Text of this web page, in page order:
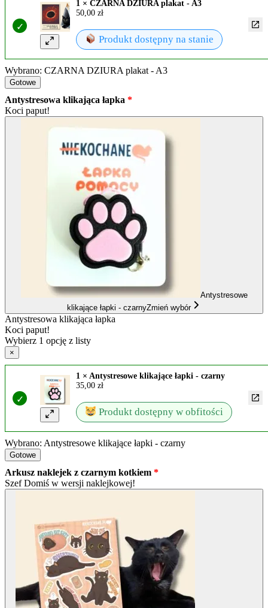
1 × CZARNA DZIURA plakat - A3
50,00 zł
Produkt dostępny na stanie
Wybrano: CZARNA DZIURA plakat - A3
Gotowe
Antystresowa klikająca łapka
Koci paput!
Antystresowe
klikające łapki - czarnyZmień wybór
Antystresowa klikająca łapka
Koci paput!
Wybierz 1 opcję z listy
×
1 × Antystresowe klikające łapki - czarny
35,00 zł
Produkt dostępny w obfitości
Wybrano: Antystresowe klikające łapki - czarny
Gotowe
Arkusz naklejek z czarnym kotkiem
Szef Domiś w wersji naklejkowej!